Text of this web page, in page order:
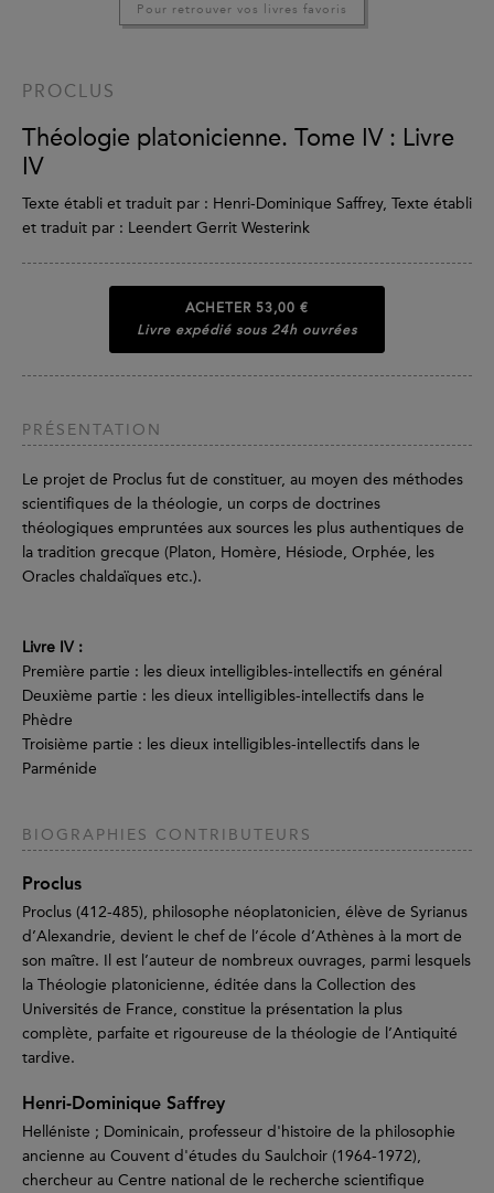
Pour retrouver vos livres favoris
PROCLUS
Théologie platonicienne. Tome IV : Livre
IV
Texte établi et traduit par : Henri-Dominique Saffrey, Texte établi
et traduit par : Leendert Gerrit Westerink
ACHETER 53,00 €
Livre expédié sous 24h ouvrées
PRÉSENTATION
Le projet de Proclus fut de constituer, au moyen des méthodes
scientifiques de la théologie, un corps de doctrines
théologiques empruntées aux sources les plus authentiques de
la tradition grecque (Platon, Homère, Hésiode, Orphée, les
Oracles chaldaïques etc.).
Livre IV :
Première partie : les dieux intelligibles-intellectifs en général
Deuxième partie : les dieux intelligibles-intellectifs dans le
Phèdre
Troisième partie : les dieux intelligibles-intellectifs dans le
Parménide
BIOGRAPHIES CONTRIBUTEURS
Proclus
Proclus (412-485), philosophe néoplatonicien, élève de Syrianus
d’Alexandrie, devient le chef de l’école d’Athènes à la mort de
son maître. Il est l’auteur de nombreux ouvrages, parmi lesquels
la Théologie platonicienne, éditée dans la Collection des
Universités de France, constitue la présentation la plus
complète, parfaite et rigoureuse de la théologie de l’Antiquité
tardive.
Henri-Dominique Saffrey
Helléniste ; Dominicain, professeur d'histoire de la philosophie
ancienne au Couvent d'études du Saulchoir (1964-1972),
chercheur au Centre national de le recherche scientifique